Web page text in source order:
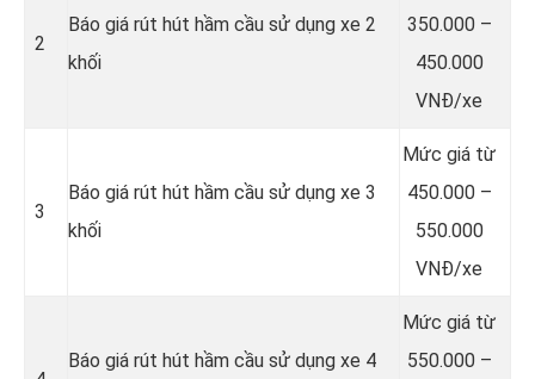
2
Báo giá rút hút hầm cầu sử dụng xe 2
khối
350.000 –
450.000
VNĐ/xe
3
Báo giá rút hút hầm cầu sử dụng xe 3
khối
Mức giá từ
450.000 –
550.000
VNĐ/xe
Báo giá rút hút hầm cầu sử dụng xe 4
Mức giá từ
550.000 –